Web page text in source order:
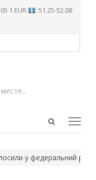
1 EUR
: 51.25-52.08
Open
у федеральний розшук